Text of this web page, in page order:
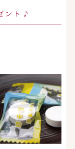
ちら
ント♪